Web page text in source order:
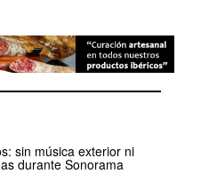
sin música exterior ni
durante Sonorama